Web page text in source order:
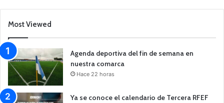
Most Viewed
Agenda deportiva del fin de semana en
nuestra comarca
Hace 22 horas
Ya se conoce el calendario de Tercera RFEF